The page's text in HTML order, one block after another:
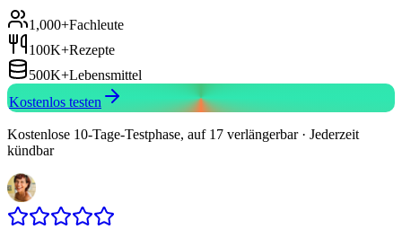
1,000+Fachleute
100K+Rezepte
500K+Lebensmittel
Kostenlos testen
Kostenlose 10-Tage-Testphase, auf 17 verlängerbar · Jederzeit
kündbar